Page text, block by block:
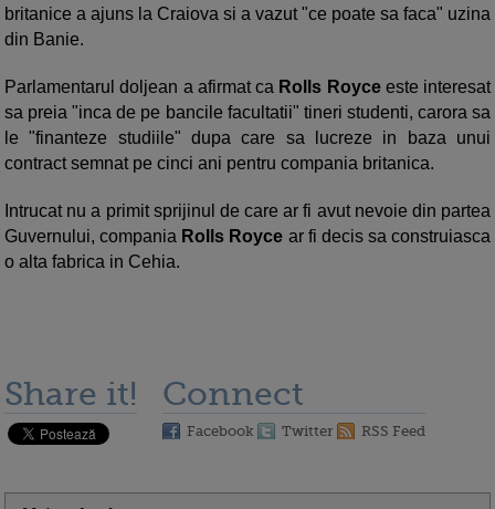
britanice a ajuns la Craiova si a vazut "ce poate sa faca" uzina
din Banie.
Parlamentarul doljean a afirmat ca Rolls Royceeste interesat
sa preia "inca de pe bancile facultatii" tineri studenti, carora sa
le "finanteze studiile" dupa care sa lucreze in baza unui
contract semnat pe cinci ani pentru compania britanica.
Intrucat nu a primit sprijinul de care ar fi avut nevoie din partea
Guvernului, compania Rolls Royce ar fi decis sa construiasca
o alta fabrica in Cehia.
Share it! Connect
Facebook Twitter RSS Feed